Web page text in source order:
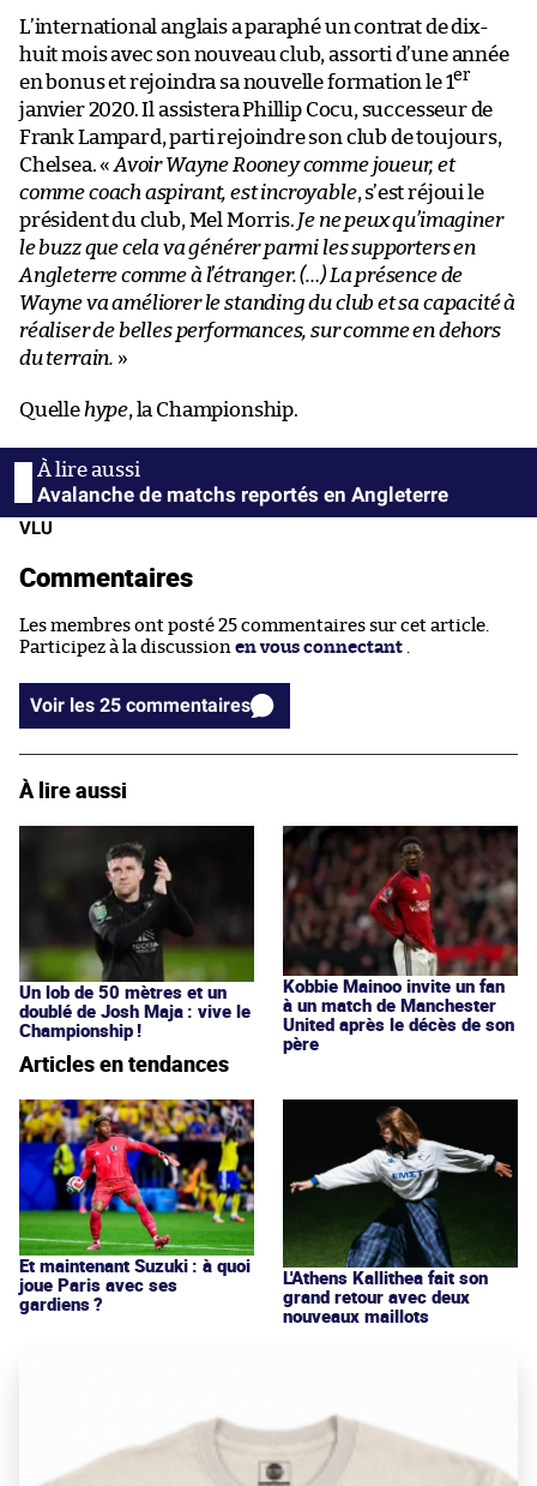
L’international anglais a paraphé un contrat de dix-
huit mois avec son nouveau club, assorti d’une année
en bonus et rejoindra sa nouvelle formation le 1er
janvier 2020. Il assistera Phillip Cocu, successeur de
Frank Lampard, parti rejoindre son club de toujours,
Chelsea. «Avoir Wayne Rooney comme joueur, et
comme coach aspirant, est incroyable, s’est réjoui le
président du club, Mel Morris. Je ne peux qu’imaginer
le buzz que cela va générer parmi les supporters en
Angleterre comme à l’étranger. (…) La présence de
Wayne va améliorer le standing du club et sa capacité à
réaliser de belles performances, sur comme en dehors
du terrain. »
Quelle hype, la Championship.
Avalanche de matchs reportés en Angleterre
VLU
Commentaires
Les membres ont posté 25 commentaires sur cet article.
Participez à la discussion en vous connectant
Voir les 25 commentaires
À lire aussi
Un lob de 50 mètres et un
doublé de Josh Maja : vive le
Championship !
Kobbie Mainoo invite un fan
à un match de Manchester
United après le décès de son
père
Articles en tendances
Et maintenant Suzuki : à quoi
joue Paris avec ses
gardiens ?
L'Athens Kallithea fait son
grand retour avec deux
nouveaux maillots